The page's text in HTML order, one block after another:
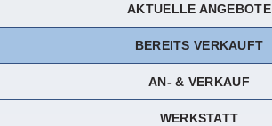
AKTUELLE ANGEBOTE
BEREITS VERKAUFT
AN- & VERKAUF
WERKSTATT